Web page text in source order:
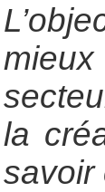
la
savoir